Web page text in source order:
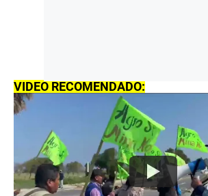
VIDEO RECOMENDADO: